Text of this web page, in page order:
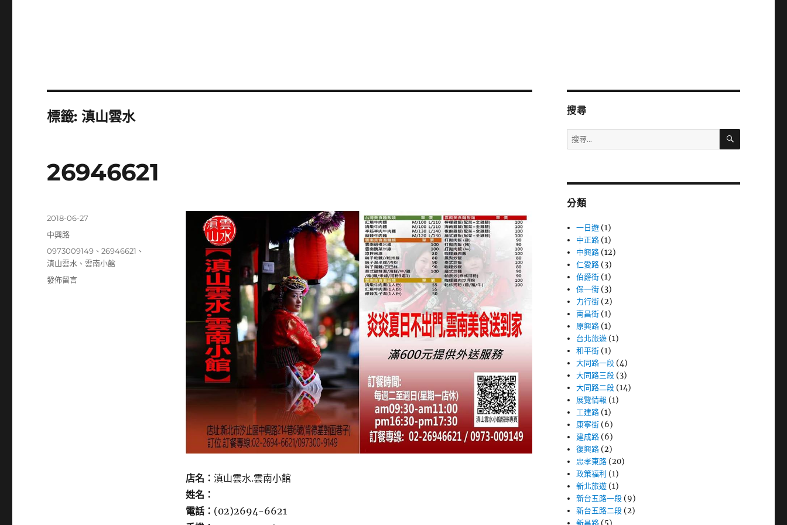
標籤:滇山雲水
26946621
店名： 滇山雲水.雲南小館
姓名：
電話： (02)2694-6621
發
佈
期:
2018-06-27
分
中興路
標
籤
0973009149 、26946621 、
滇山雲水 、雲南小館
在
發佈留言
搜尋
搜
尋
字:
搜
分類
一日遊 (1)
中正路 (1)
中興路 (12)
仁愛路 (3)
伯爵街 (1)
保一街 (3)
力行街 (2)
南昌街 (1)
原興路 (1)
台北旅遊 (1)
和平街 (1)
大同路一段 (4)
大同路三段 (3)
大同路二段 (14)
展覽情報 (1)
工建路 (1)
康寧街 (6)
建成路 (6)
復興路 (2)
忠孝東路 (20)
政策福利 (1)
新北旅遊 (1)
新台五路一段 (9)
新台五路二段 (2)
新昌路 (5)